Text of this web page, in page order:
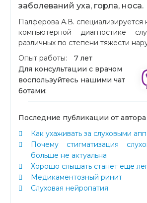
заболеваний уха, горла, носа.
Палферова А.В. специализируется
компьютерной диагностике
различных по степени тяжести
Опыт работы:
7 лет
Для консультации с врачом
воспользуйтесь нашими чат
ботами:
Последние публикации от автора
Как ухаживать за слуховыми
Почему стигматизация
больше не актуальна
Хорошо слышать станет еще
Медикаментозный ринит
Слуховая нейропатия